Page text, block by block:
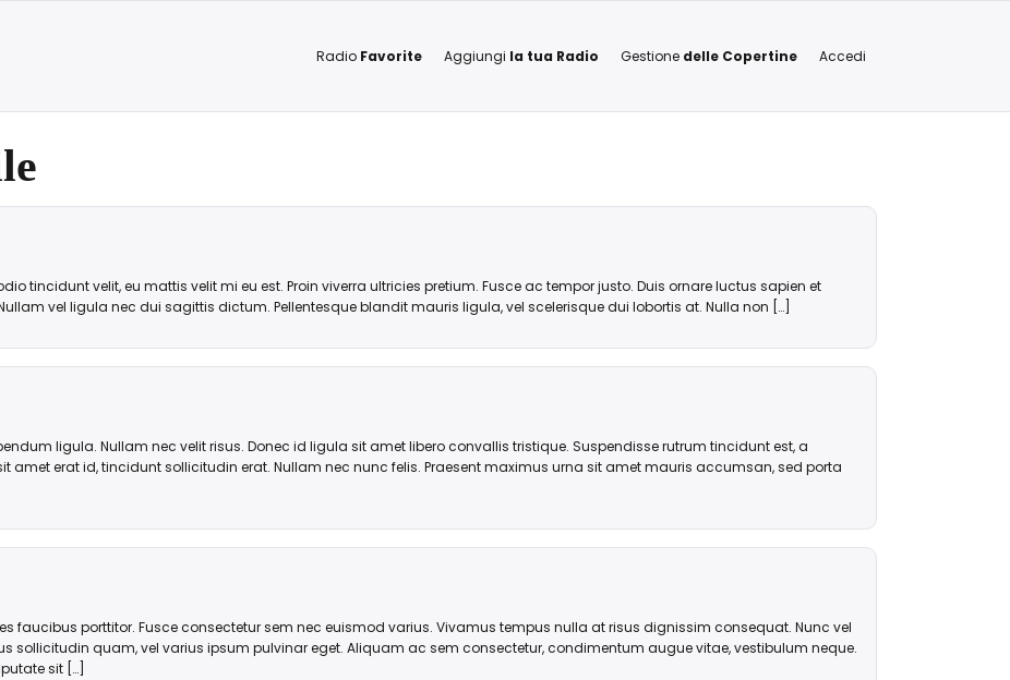
Radio Favorite Aggiungi la tua Radio Gestione delle Copertine Accedi
tincidunt velit, eu mattis velit mi eu est. Proin viverra ultricies pretium. Fusce ac tempor justo. Duis ornare luctus sapien et
vel ligula nec dui sagittis dictum. Pellentesque blandit mauris ligula, vel scelerisque dui lobortis at. Nulla non […]
ligula. Nullam nec velit risus. Donec id ligula sit amet libero convallis tristique. Suspendisse rutrum tincidunt est, a
amet erat id, tincidunt sollicitudin erat. Nullam nec nunc felis. Praesent maximus urna sit amet mauris accumsan, sed porta
faucibus porttitor. Fusce consectetur sem nec euismod varius. Vivamus tempus nulla at risus dignissim consequat. Nunc vel
sollicitudin quam, vel varius ipsum pulvinar eget. Aliquam ac sem consectetur, condimentum augue vitae, vestibulum neque.
sit […]